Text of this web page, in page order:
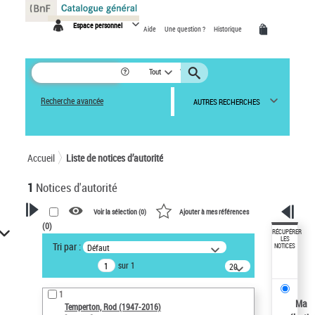
Espace personnel Aide Une question ? Historique
Tout
Recherche avancée AUTRES RECHERCHES
Accueil Liste de notices d’autorité
1 Notices d'autorité
VOTRE RECHERCHE
Recherche avancée dans les
notices d’autorité
Œuvres liées à l'auteur :
Temperton, Rod (1947-2016)
Voir la sélection (0) Ajouter à mes références
(0)
Tri par : Défaut
sur 1
20
résultats/page
1
Temperton, Rod (1947-2016)
RÉCUPÉRER
LES
NOTICES
Ma
Panneau de gestion des cookies